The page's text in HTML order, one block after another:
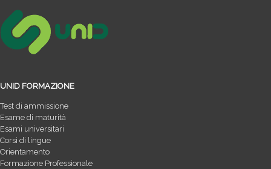
UNID FORMAZIONE
Test di ammissione
Esame di maturità
Esami universitari
Corsi di lingue
Orientamento
Formazione Professionale